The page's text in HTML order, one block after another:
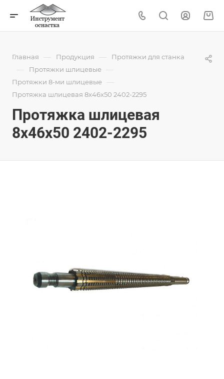
Главная — Продукция — Протяжки для станка
— Протяжки шлицевые —
Протяжки 8-ми шлицевые —
Протяжка шлицевая 8x46x50 2402-2295
Протяжка шлицевая
8x46x50 2402-2295